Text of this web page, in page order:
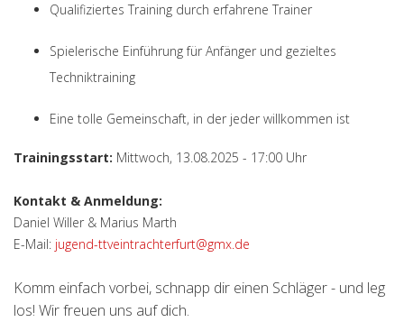
Qualifiziertes Training durch erfahrene Trainer
Spielerische Einführung für Anfänger und gezieltes
Techniktraining
Eine tolle Gemeinschaft, in der jeder willkommen ist
Trainingsstart: Mittwoch, 13.08.2025 - 17:00 Uhr
Kontakt & Anmeldung:
Daniel Willer & Marius Marth
E-Mail: jugend-ttveintrachterfurt@gmx.de
Komm einfach vorbei, schnapp dir einen Schläger - und leg
los! Wir freuen uns auf dich.